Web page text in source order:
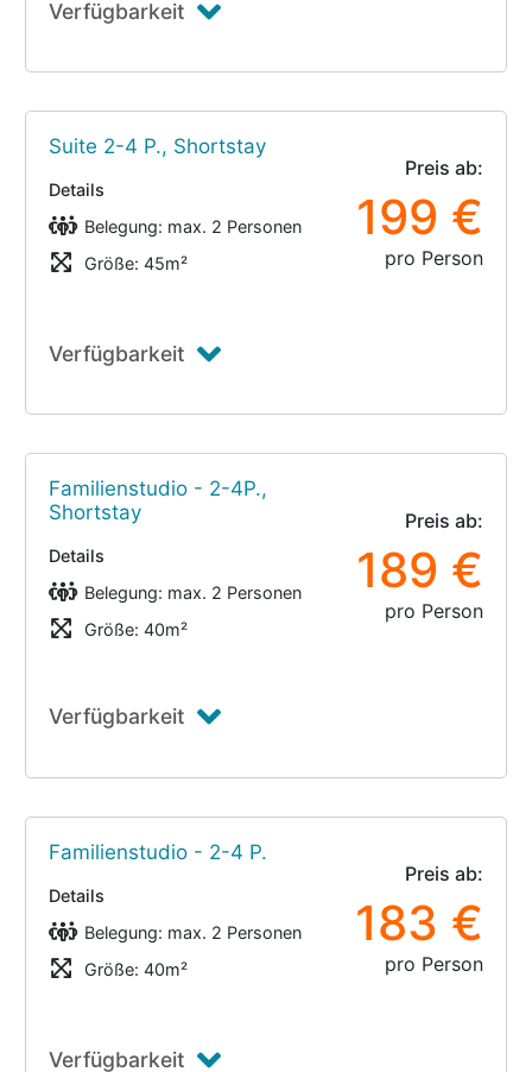
Verfügbarkeit
Suite 2-4 P., Shortstay
Details
Belegung: max. 2 Personen
Größe: 45m²
Preis ab:
199 €
pro Person
Verfügbarkeit
Familienstudio - 2-4P.,
Shortstay
Details
Belegung: max. 2 Personen
Größe: 40m²
Preis ab:
189 €
pro Person
Verfügbarkeit
Familienstudio - 2-4 P.
Details
Belegung: max. 2 Personen
Größe: 40m²
Preis ab:
183 €
pro Person
Verfügbarkeit